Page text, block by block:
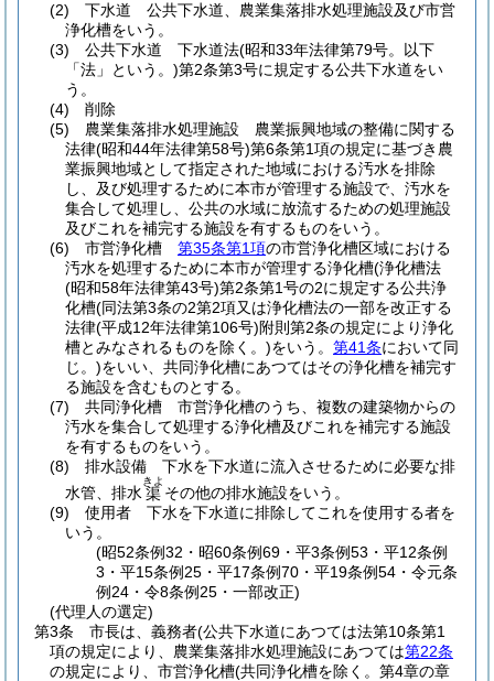
(2)
下水道 公共下水道、農業集落排水処理施設及び市営
浄化槽をいう。
(3)
公共下水道 下水道法(昭和33年法律第79号。以下
「法」という。)第2条第3号に規定する公共下水道をい
う。
(4)
削除
(5)
農業集落排水処理施設 農業振興地域の整備に関する
法律(昭和44年法律第58号)第6条第1項の規定に基づき農
業振興地域として指定された地域における汚水を排除
し、及び処理するために本市が管理する施設で、汚水を
集合して処理し、公共の水域に放流するための処理施設
及びこれを補完する施設を有するものをいう。
(6)
市営浄化槽 第35条第1項の市営浄化槽区域における
汚水を処理するために本市が管理する浄化槽(浄化槽法
(昭和58年法律第43号)第2条第1号の2に規定する公共浄
化槽(同法第3条の2第2項又は浄化槽法の一部を改正する
法律(平成12年法律第106号)附則第2条の規定により浄化
槽とみなされるものを除く。)をいう。 第41条において同
じ。)をいい、共同浄化槽にあつてはその浄化槽を補完す
る施設を含むものとする。
(7)
共同浄化槽 市営浄化槽のうち、複数の建築物からの
汚水を集合して処理する浄化槽及びこれを補完する施設
を有するものをいう。
(8)
排水設備 下水を下水道に流入させるために必要な排
水管、排水 渠
きよ
その他の排水施設をいう。
(9)
使用者 下水を下水道に排除してこれを使用する者を
いう。
(昭52条例32・昭60条例69・平3条例53・平12条例
3・平15条例25・平17条例70・平19条例54・令元条
例24・令8条例25・一部改正)
(代理人の選定)
第3条
市長は、義務者(公共下水道にあつては法第10条第1
項の規定により、農業集落排水処理施設にあつては第22条
の規定により、市営浄化槽(共同浄化槽を除く。第4章の章